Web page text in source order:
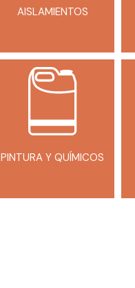
AISLAMIENTOS
PINTURA Y QUÍMICOS